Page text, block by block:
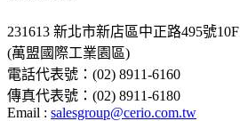
231613 新北市新店區中正路495號10F
(萬盟國際工業園區)
電話代表號：(02) 8911-6160
傳真代表號：(02) 8911-6180
Email : salesgroup@cerio.com.tw